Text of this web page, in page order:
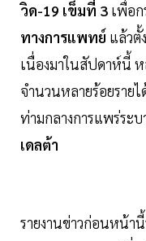
วิด-19 เข็มที่ 3 เพื่อ
ทางการแพทย์ แล้วตั้
เนื่องมาในสัปดาห์นี้
จำนวนหลายร้อยราย
ท่ามกลางการแพร่ระ
เดลต้า
รายงานข่าวก่อนหน้า